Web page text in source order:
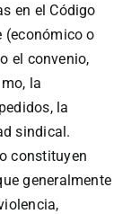
en el Código
(económico o
el convenio,
la
la
sindical.
constituyen
generalmente